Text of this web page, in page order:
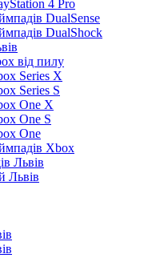
4 Pro
DualSense
DualShock
від пилу
Series X
Series S
One X
One S
One
Xbox
Львів
Львів